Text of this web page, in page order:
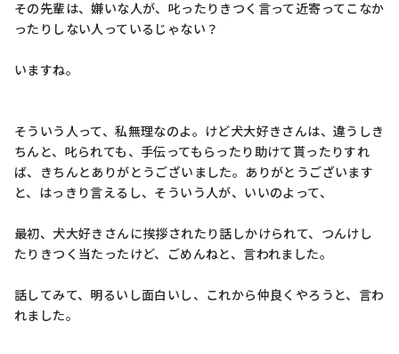
その先輩は、嫌いな人が、叱ったりきつく言って近寄ってこなか
ったりしない人っているじゃない？
いますね。
そういう人って、私無理なのよ。けど犬大好きさんは、違うしき
ちんと、叱られても、手伝ってもらったり助けて貰ったりすれ
ば、きちんとありがとうございました。ありがとうございます
と、はっきり言えるし、そういう人が、いいのよって、
最初、犬大好きさんに挨拶されたり話しかけられて、つんけし
たりきつく当たったけど、ごめんねと、言われました。
話してみて、明るいし面白いし、これから仲良くやろうと、言わ
れました。